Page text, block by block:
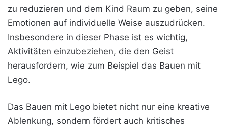
zu reduzieren und dem Kind Raum zu geben, seine
Emotionen auf individuelle Weise auszudrücken.
Insbesondere in dieser Phase ist es wichtig,
Aktivitäten einzubeziehen, die den Geist
herausfordern, wie zum Beispiel das Bauen mit
Lego.
Das Bauen mit Lego bietet nicht nur eine kreative
Ablenkung, sondern fördert auch kritisches